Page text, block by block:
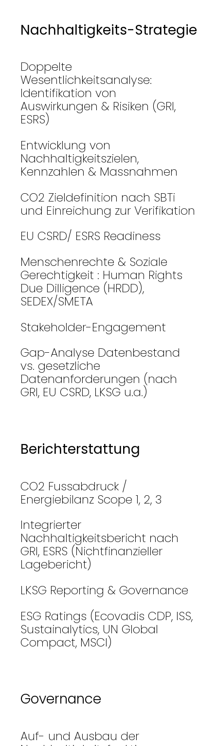
Nachhaltigkeits-Strategie
Doppelte
Wesentlichkeitsanalyse:
Identifikation von
Auswirkungen & Risiken (GRI,
ESRS)
Entwicklung von
Nachhaltigkeitszielen,
Kennzahlen & Massnahmen
CO2 Zieldefinition nach SBTi
und Einreichung zur Verifikation
EU CSRD/ ESRS Readiness
Menschenrechte & Soziale
Gerechtigkeit : Human Rights
Due Dilligence (HRDD),
SEDEX/SMETA
Stakeholder-Engagement
Gap-Analyse Datenbestand
vs. gesetzliche
Datenanforderungen (nach
GRI, EU CSRD, LKSG u.a.)
Berichterstattung
CO2 Fussabdruck /
Energiebilanz Scope 1, 2, 3
Integrierter
Nachhaltigkeitsbericht nach
GRI, ESRS (Nichtfinanzieller
Lagebericht)
LKSG Reporting & Governance
ESG Ratings (Ecovadis CDP, ISS,
Sustainalytics, UN Global
Compact, MSCI)
Governance
Auf- und Ausbau der